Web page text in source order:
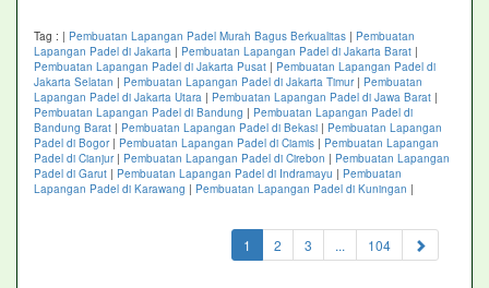
Tag : | Pembuatan Lapangan Padel Murah Bagus Berkualitas | Pembuatan
Lapangan Padel di Jakarta | Pembuatan Lapangan Padel di Jakarta Barat |
Pembuatan Lapangan Padel di Jakarta Pusat | Pembuatan Lapangan Padel di
Jakarta Selatan | Pembuatan Lapangan Padel di Jakarta Timur| Pembuatan
Lapangan Padel di Jakarta Utara | Pembuatan Lapangan Padel di Jawa Barat |
Pembuatan Lapangan Padel di Bandung | Pembuatan Lapangan Padel di
Bandung Barat | Pembuatan Lapangan Padel di Bekasi | Pembuatan Lapangan
Padel di Bogor| Pembuatan Lapangan Padel di Ciamis | Pembuatan Lapangan
Padel di Cianjur| Pembuatan Lapangan Padel di Cirebon | Pembuatan Lapangan
Padel di Garut | Pembuatan Lapangan Padel di Indramayu | Pembuatan
Lapangan Padel di Karawang | Pembuatan Lapangan Padel di Kuningan |
1 (current)
2 3 ... 104